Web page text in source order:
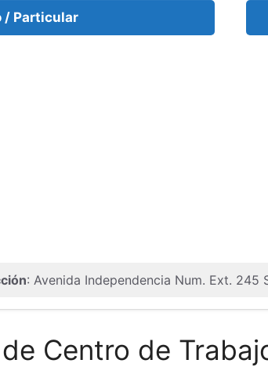
/ Particular
: Avenida Independencia Num. Ext. 245
Centro de